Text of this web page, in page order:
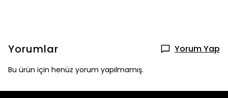
Yorumlar Yorum Yap
Bu ürün için henüz yorum yapılmamış.